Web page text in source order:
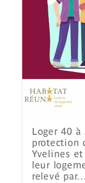
Loger 40
protection
Yvelines
leur
relevé par...